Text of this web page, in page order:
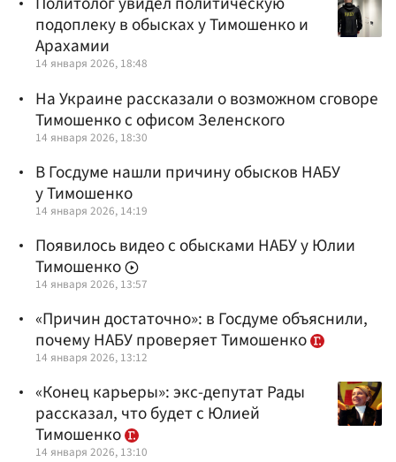
подоплеку в обысках у Тимошенко и
Арахамии
14 января 2026, 18:48
На Украине рассказали о возможном сговоре
Тимошенко с офисом Зеленского
14 января 2026, 18:30
В Госдуме нашли причину обысков НАБУ
у Тимошенко
14 января 2026, 14:19
Появилось видео с обысками НАБУ у Юлии
Тимошенко
14 января 2026, 13:57
«Причин достаточно»: в Госдуме объяснили,
почему НАБУ проверяет Тимошенко
14 января 2026, 13:12
«Конец карьеры»: экс-депутат Рады
рассказал, что будет с Юлией
Тимошенко
14 января 2026, 13:10